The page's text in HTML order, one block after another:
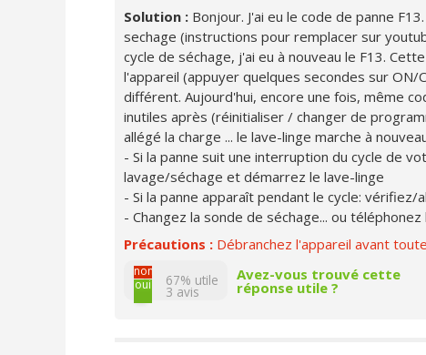
Solution : Bonjour. J'ai eu le code de panne
sechage (instructions pour remplacer sur
cycle de séchage, j'ai eu à nouveau le F13.
l'appareil (appuyer quelques secondes sur ON/
différent. Aujourd'hui, encore une fois, même
inutiles après (réinitialiser / changer de
allégé la charge ... le lave-linge marche à
- Si la panne suit une interruption du cycle de
lavage/séchage et démarrez le lave-linge
- Si la panne apparaît pendant le cycle: vérifiez/
- Changez la sonde de séchage... ou
Précautions : Débranchez l'appareil avant
non
oui
67% utile
3 avis
Avez-vous trouvé cette
réponse utile ?